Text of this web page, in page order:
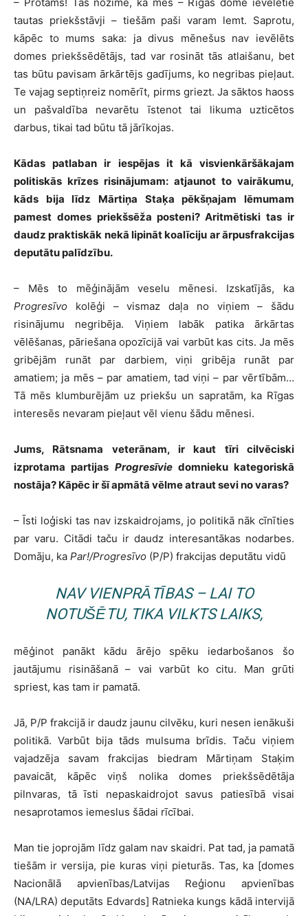
tautas priekšstāvji – tiešām paši varam lemt. Saprotu,
kāpēc to mums saka: ja divus mēnešus nav ievēlēts
domes priekšsēdētājs, tad var rosināt tās atlaišanu, bet
tas būtu pavisam ārkārtējs gadījums, ko negribas pieļaut.
Te vajag septiņreiz nomērīt, pirms griezt. Ja sāktos haoss
un pašvaldība nevarētu īstenot tai likuma uzticētos
darbus, tikai tad būtu tā jārīkojas.
Kādas patlaban ir iespējas it kā visvienkāršākajam
politiskās krīzes risinājumam: atjaunot to vairākumu,
kāds bija līdz Mārtiņa Staķa pēkšņajam lēmumam
pamest domes priekšsēža posteni? Aritmētiski tas ir
daudz praktiskāk nekā lipināt koalīciju ar ārpusfrakcijas
deputātu palīdzību.
– Mēs to mēģinājām veselu mēnesi. Izskatījās, ka
Progresīvo kolēģi – vismaz daļa no viņiem – šādu
risinājumu negribēja. Viņiem labāk patika ārkārtas
vēlēšanas, pāriešana opozīcijā vai varbūt kas cits. Ja mēs
gribējām runāt par darbiem, viņi gribēja runāt par
amatiem; ja mēs – par amatiem, tad viņi – par vērtībām…
Tā mēs klumburējām uz priekšu un sapratām, ka Rīgas
interesēs nevaram pieļaut vēl vienu šādu mēnesi.
Jums, Rātsnama veterānam, ir kaut tīri cilvēciski
izprotama partijas Progresīviedomnieku kategoriskā
nostāja? Kāpēc ir šī apmātā vēlme atraut sevi no varas?
– Īsti loģiski tas nav izskaidrojams, jo politikā nāk cīnīties
par varu. Citādi taču ir daudz interesantākas nodarbes.
Domāju, ka Par!/Progresīvo (P/P) frakcijas deputātu vidū
NAV VIENPRĀTĪBAS – LAI TO
NOTUŠĒTU, TIKA VILKTS LAIKS,
mēģinot panākt kādu ārējo spēku iedarbošanos šo
jautājumu risināšanā – vai varbūt ko citu. Man grūti
spriest, kas tam ir pamatā.
Jā, P/P frakcijā ir daudz jaunu cilvēku, kuri nesen ienākuši
politikā. Varbūt bija tāds mulsuma brīdis. Taču viņiem
vajadzēja savam frakcijas biedram Mārtiņam Staķim
pavaicāt, kāpēc viņš nolika domes priekšsēdētāja
pilnvaras, tā īsti nepaskaidrojot savus patiesībā visai
nesaprotamos iemeslus šādai rīcībai.
Man tie joprojām līdz galam nav skaidri. Pat tad, ja pamatā
tiešām ir versija, pie kuras viņi pieturās. Tas, ka [domes
Nacionālā apvienības/Latvijas Reģionu apvienības
(NA/LRA) deputāts Edvards] Ratnieka kungs kādā intervijā